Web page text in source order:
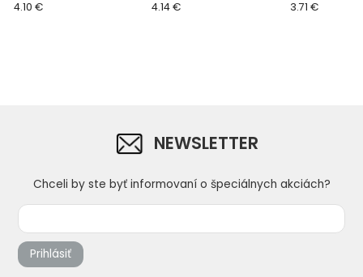
PROFESSIONAL, 250 x 130
4.10 €
PROFESSIONAL, 250 x 130
4.14 € x 20 mm
3.71 €
NEWSLETTER
Chceli by ste byť informovaní o špeciálnych akciách?
Prihlásiť